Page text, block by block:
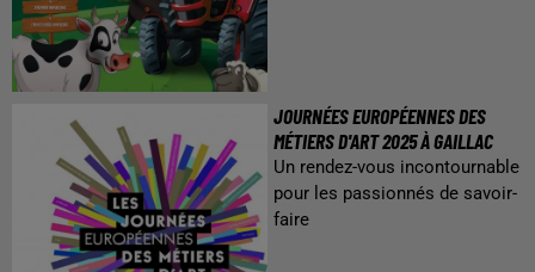
JOURNÉES EUROPÉENNES DES
MÉTIERS D'ART 2025 À GAILLAC
Un rendez-vous incontournable
pour les passionnés de savoir-
faire